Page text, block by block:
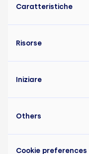
Caratteristiche
Risorse
Iniziare
Others
Cookie preferences